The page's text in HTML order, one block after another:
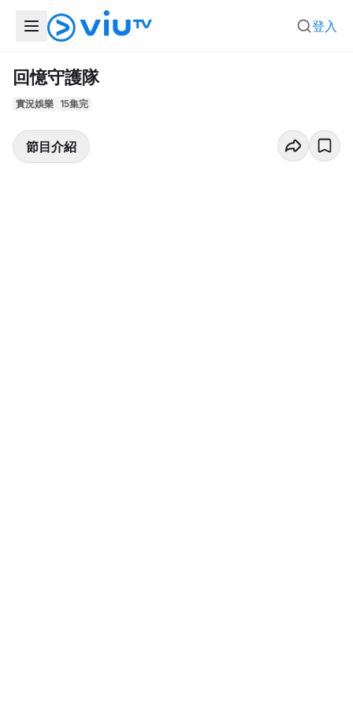
登入
回憶守護隊
實況娛樂 15集完
節目介紹